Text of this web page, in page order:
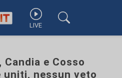
LIVE
Candia e Cosso
uniti, nessun veto